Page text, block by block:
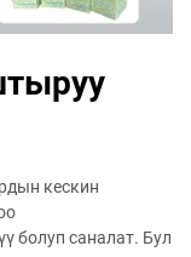
кескин
болуп саналат. Бул